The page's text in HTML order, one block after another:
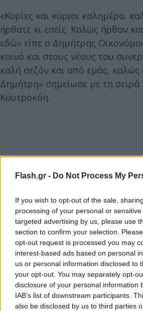
Flash.gr - Do Not Process My
If you wish to opt-out of the sale,
processing of your personal or
targeted advertising by us, please use
section to confirm your selection.
opt-out request is processed you may
interest-based ads based on personal
us or personal information disclosed to
your opt-out. You may separately opt-
disclosure of your personal information
IAB’s list of downstream participants.
also be disclosed by us to third parties
«Κυρίες και κύριοι καλημέρα,
ήρθατε κι εσείς. Καλώς ήρθαν
εδώ» είπε ο Δημήτρης
κοινό και στους νέους του
καλή σεζόν και από εμάς,
Δημήτρη» σημείωσε με τη
Κουτροκόη.